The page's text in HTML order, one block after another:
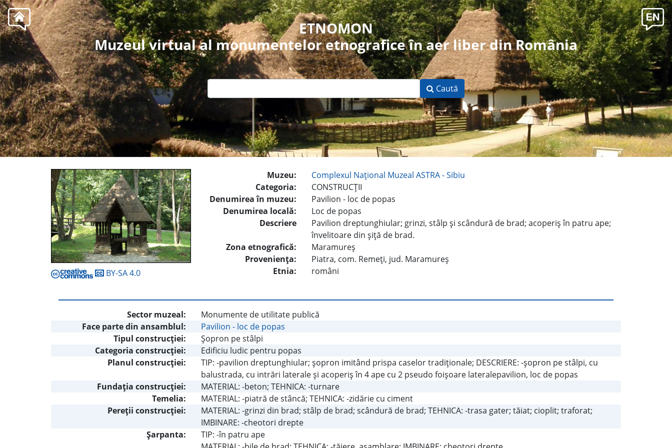
ETNOMON
Muzeul virtual al monumentelor etnografice în aer liber din România
Caută
BY-SA 4.0
Muzeu:
Complexul Naţional Muzeal ASTRA - Sibiu
Categoria:
CONSTRUCŢII
Denumirea în muzeu:
Pavilion - loc de popas
Denumirea locală:
Loc de popas
Descriere
Pavilion dreptunghiular; grinzi, stâlp şi scândură de brad; acoperiş în patru ape;
învelitoare din şiţă de brad.
Zona etnografică:
Maramureş
Provenienţa:
Piatra, com. Remeţi, jud. Maramureş
Etnia:
români
Sector muzeal:
Monumente de utilitate publică
Face parte din ansamblul:
Pavilion - loc de popas
Tipul construcţiei:
Şopron pe stâlpi
Categoria construcţiei:
Edificiu ludic pentru popas
Planul construcţiei:
TIP: -pavilion dreptunghiular; şopron imitând prispa caselor tradiţionale; DESCRIERE: -şopron pe stâlpi, cu
balustrada, cu intrări laterale şi acoperiş în 4 ape cu 2 pseudo foişoare lateralepavilion, loc de popas
Fundaţia construcţiei:
MATERIAL: -beton; TEHNICA: -turnare
Temelia:
MATERIAL: -piatră de stâncă; TEHNICA: -zidărie cu ciment
Pereţii construcţiei:
MATERIAL: -grinzi din brad; stâlp de brad; scândură de brad; TEHNICA: -trasa gater; tăiat; cioplit; traforat;
IMBINARE: -cheotori drepte
Şarpanta:
TIP: -în patru ape